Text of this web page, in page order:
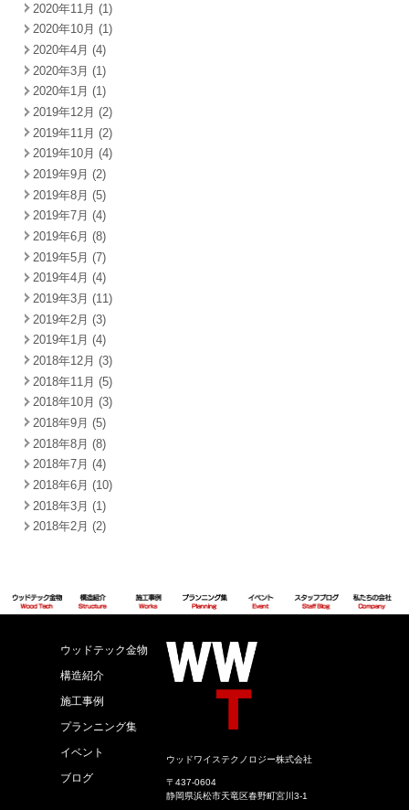
2020年11月 (1)
2020年10月 (1)
2020年4月 (4)
2020年3月 (1)
2020年1月 (1)
2019年12月 (2)
2019年11月 (2)
2019年10月 (4)
2019年9月 (2)
2019年8月 (5)
2019年7月 (4)
2019年6月 (8)
2019年5月 (7)
2019年4月 (4)
2019年3月 (11)
2019年2月 (3)
2019年1月 (4)
2018年12月 (3)
2018年11月 (5)
2018年10月 (3)
2018年9月 (5)
2018年8月 (8)
2018年7月 (4)
2018年6月 (10)
2018年3月 (1)
2018年2月 (2)
ウッドテック金物
構造紹介
施工事例
プランニング集
イベント
ブログ
ウッドワイステクノロジー株式会社
〒437-0604
静岡県浜松市天竜区春野町宮川3-1